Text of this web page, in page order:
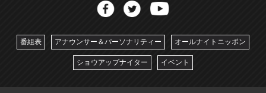
番組表 アナウンサー＆パーソナリティー オールナイトニッポン
ショウアップナイター イベント